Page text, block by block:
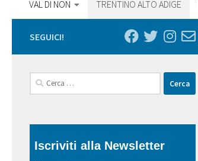
VAL DI NON TRENTINO ALTO ADIGE
SEGUICI!
Ricerca
per:
Iscriviti alla Newsletter